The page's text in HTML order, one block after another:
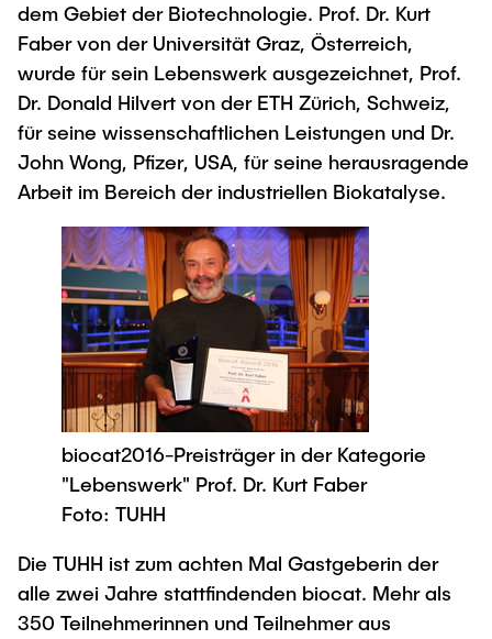
Institutes
Overview
dem Gebiet der Biotechnologie. Prof. Dr. Kurt
Faber von der Universität Graz, Österreich,
wurde für sein Lebenswerk ausgezeichnet, Prof.
Dr. Donald Hilvert von der ETH Zürich, Schweiz,
für seine wissenschaftlichen Leistungen und Dr.
John Wong, Pfizer, USA, für seine herausragende
Arbeit im Bereich der industriellen Biokatalyse.
biocat2016-Preisträger in der Kategorie
"Lebenswerk" Prof. Dr. Kurt Faber
Foto: TUHH
Die TUHH ist zum achten Mal Gastgeberin der
alle zwei Jahre stattfindenden biocat. Mehr als
350 Teilnehmerinnen und Teilnehmer aus